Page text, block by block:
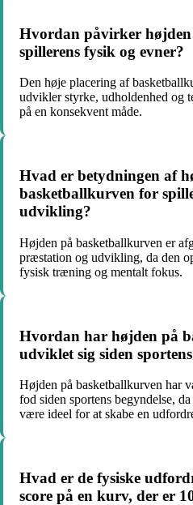
Hvordan påvirker
spillerens fysik og evner?
Den høje placering af
udvikler styrke, udholdenhed og
på en konsekvent måde.
Hvad er betydningen af
basketballkurven for
udvikling?
Højden på basketballkurven er
præstation og udvikling, da den
fysisk træning og mentalt fokus.
Hvordan har højden på
udviklet sig siden
Højden på basketballkurven har
fod siden sportens begyndelse,
være ideel for at skabe en
Hvad er de fysiske
score på en kurv, der er